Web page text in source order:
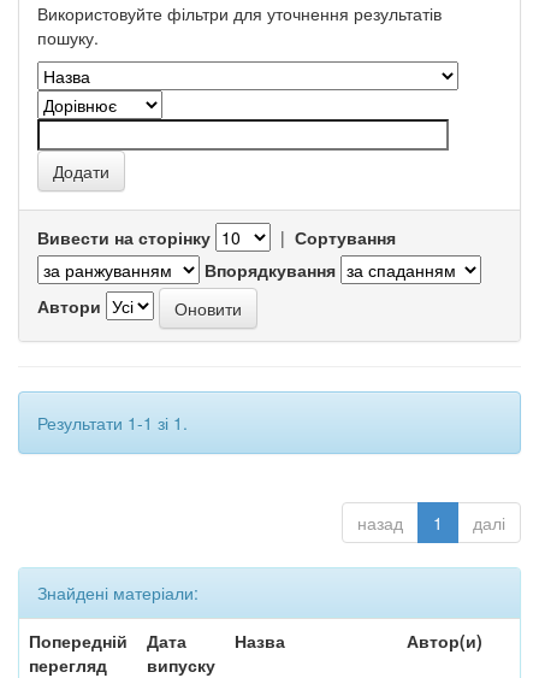
Використовуйте фільтри для уточнення результатів
пошуку.
Вивести на сторінку | Сортування
Впорядкування
Автори
Результати 1-1 зі 1.
назад 1 далі
Знайдені матеріали:
Попередній
перегляд
Дата
випуску
Назва Автор(и)